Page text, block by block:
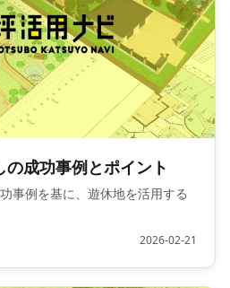
成功事例とポイント
事例を基に、遊休地を活用する
2026-02-21